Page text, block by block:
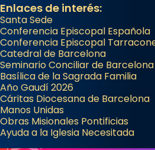
Enlaces de interés:
Santa Sede
Conferencia Episcopal Española
Conferencia Episcopal
Catedral de Barcelona
Seminario Conciliar de Barcelona
Basílica de la Sagrada Familia
Año Gaudí 2026
Cáritas Diocesana de Barcelona
Manos Unidas
Obras Misionales Pontificias
Ayuda a la Iglesia Necesitada